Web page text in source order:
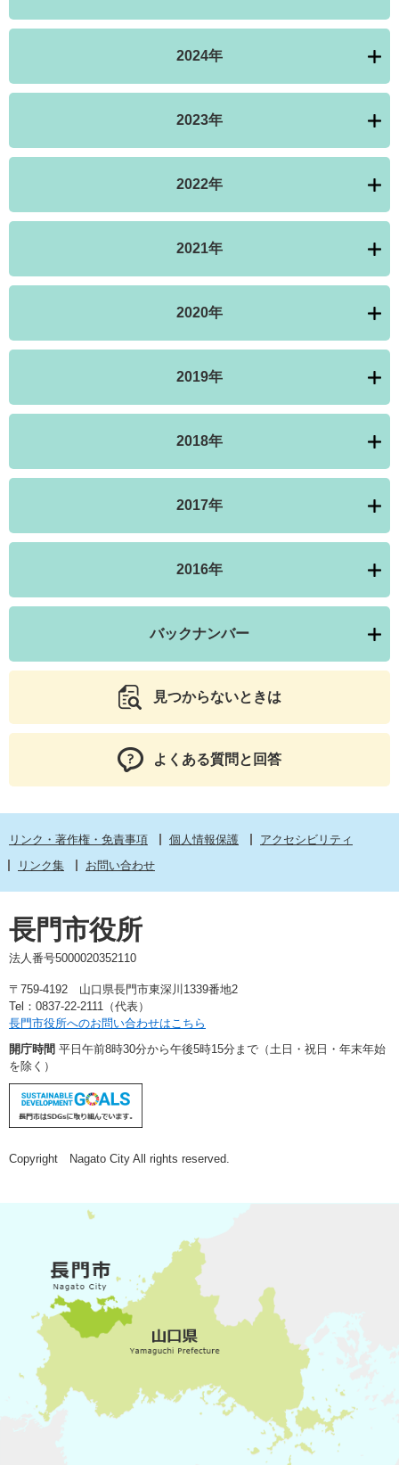
2024年
2023年
2022年
2021年
2020年
2019年
2018年
2017年
2016年
バックナンバー
見つからないときは
よくある質問と回答
リンク・著作権・免責事項 個人情報保護
アクセシビリティ
リンク集
お問い合わせ
長門市役所
法人番号5000020352110
〒759-4192 山口県長門市東深川1339番地2
Tel：0837-22-2111（代表）
長門市役所へのお問い合わせはこちら
開庁時間 平日午前8時30分から午後5時15分まで（土日・祝日・年末年始
を除く）
Copyright Nagato City All rights reserved.